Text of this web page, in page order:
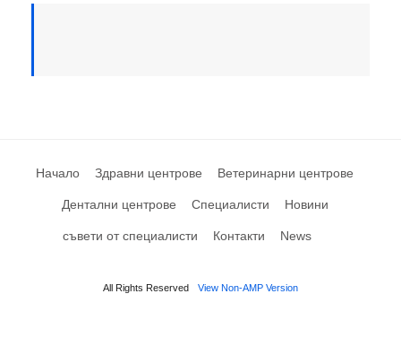
Начало Здравни центрове Ветеринарни центрове
Дентални центрове Специалисти Новини
съвети от специалисти Контакти News
All Rights Reserved View Non-AMP Version